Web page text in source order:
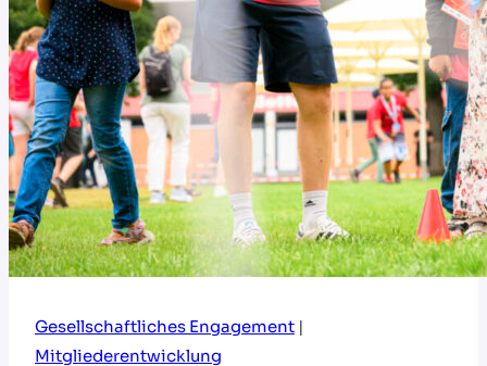
Gesellschaftliches Engagement |
Mitgliederentwicklung